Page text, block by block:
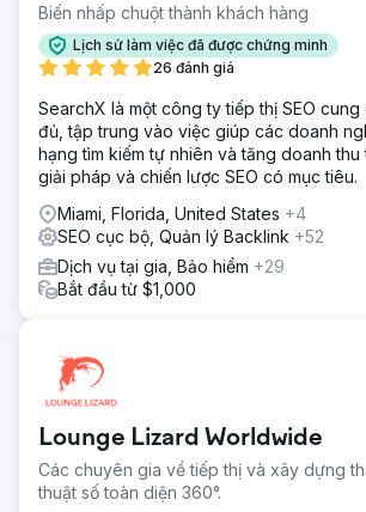
Biến nhấp chuột thành khách hàng
Lịch sử làm việc đã được chứng minh
26 đánh giá
SearchX là một công ty tiếp thị SEO
đủ, tập trung vào việc giúp các doanh
hạng tìm kiếm tự nhiên và tăng doanh
giải pháp và chiến lược SEO có mục tiêu.
Miami, Florida, United States +4
SEO cục bộ, Quản lý Backlink +52
Dịch vụ tại gia, Bảo hiểm +29
Bắt đầu từ $1,000
Lounge Lizard Worldwide
Các chuyên gia về tiếp thị và xây dựng
thuật số toàn diện 360°.